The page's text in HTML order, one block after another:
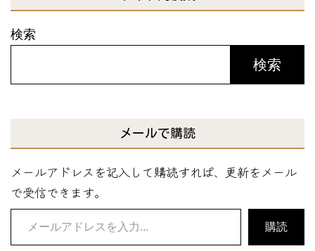
検索
検索
メールで購読
メールアドレスを記入して購読すれば、更新をメール
で受信できます。
購読